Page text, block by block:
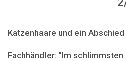
Katzenhaare und ein Abschied
Fachhändler: "Im